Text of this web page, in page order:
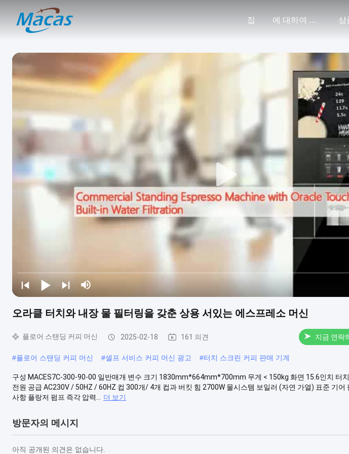
집 에 대하여 미국 상
오라클 터치와 내장 물 필터링을 갖춘 상용 서있는 에스프레소 머신
플로어 스탠딩 커피 머신 2025-02-18 161 의견 지금 연락
#플로어 스탠딩 커피 머신 #셀프 서비스 커피 머신 광고 #터치 스크린 커피 판매 기계
구성 MACES7C-300-90-00 일반매개 변수 크기 1830mm*664mm*700mm 무게 < 150kg 화면 15.6인치 터
전원 공급 AC230V / 50HZ / 60HZ 컵 300개/ 4개 컵과 버킷 힘 2700W 물시스템 보일러 (자연 가열) 표준 기어
사항 플랑저 펌프 즉각 압력...
더 보기
방문자의 메시지
아직 공개된 의견은 없습니다.